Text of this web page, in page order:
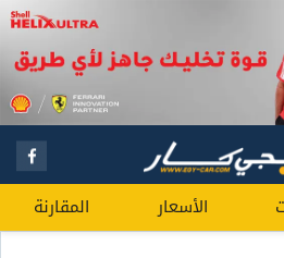
الأسعار المقارنة